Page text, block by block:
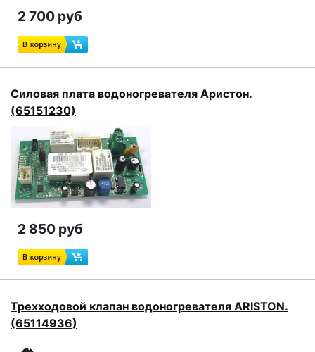
2 700 руб
Силовая плата водоногревателя Аристон.
(65151230)
2 850 руб
Трехходовой клапан водоногревателя ARISTON.
(65114936)